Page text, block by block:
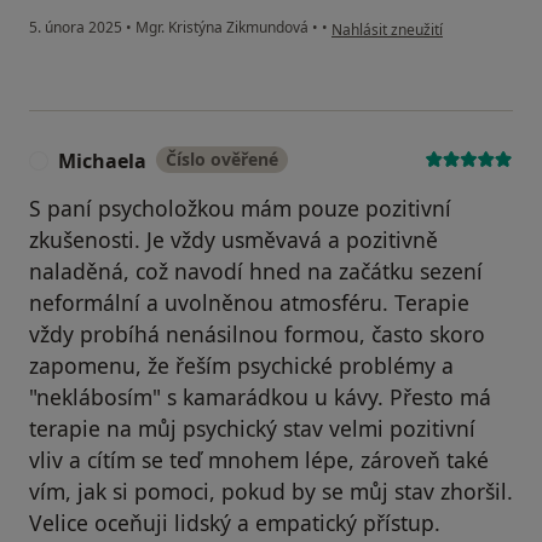
5. února 2025 • Mgr. Kristýna Zikmundová • • podle názoru uživatele Andrea
Nahlásit zneužití
Michaela Číslo ověřené
S paní psycholožkou mám pouze pozitivní
zkušenosti. Je vždy usměvavá a pozitivně
naladěná, což navodí hned na začátku sezení
neformální a uvolněnou atmosféru. Terapie
vždy probíhá nenásilnou formou, často skoro
zapomenu, že řeším psychické problémy a
"neklábosím" s kamarádkou u kávy. Přesto má
terapie na můj psychický stav velmi pozitivní
vliv a cítím se teď mnohem lépe, zároveň také
vím, jak si pomoci, pokud by se můj stav zhoršil.
Velice oceňuji lidský a empatický přístup.